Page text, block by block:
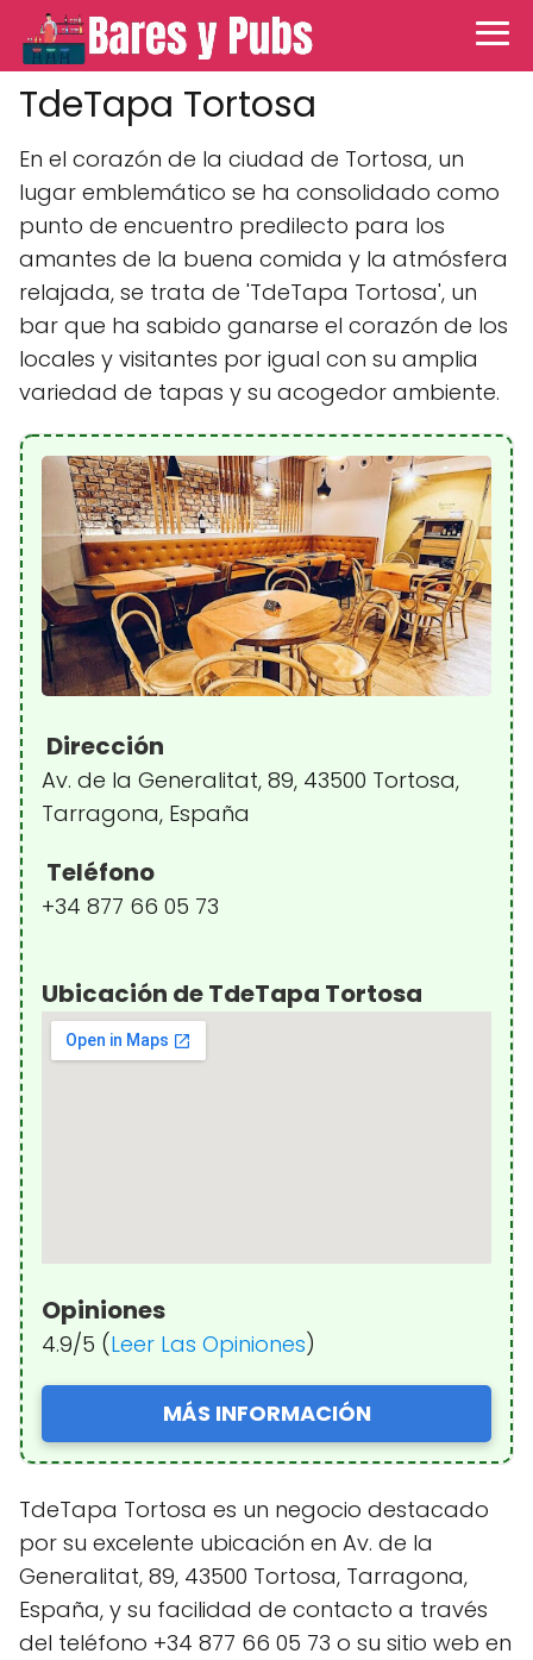
TdeTapa Tortosa
En el corazón de la ciudad de Tortosa, un
lugar emblemático se ha consolidado como
punto de encuentro predilecto para los
amantes de la buena comida y la atmósfera
relajada, se trata de 'TdeTapa Tortosa', un
bar que ha sabido ganarse el corazón de los
locales y visitantes por igual con su amplia
variedad de tapas y su acogedor ambiente.
Dirección
Av. de la Generalitat, 89, 43500 Tortosa,
Tarragona, España
Teléfono
+34 877 66 05 73
Ubicación de TdeTapa Tortosa
Opiniones
4.9/5 (Leer Las Opiniones)
MÁS INFORMACIÓN
TdeTapa Tortosa es un negocio destacado
por su excelente ubicación en Av. de la
Generalitat, 89, 43500 Tortosa, Tarragona,
España, y su facilidad de contacto a través
del teléfono +34 877 66 05 73 o su sitio web en